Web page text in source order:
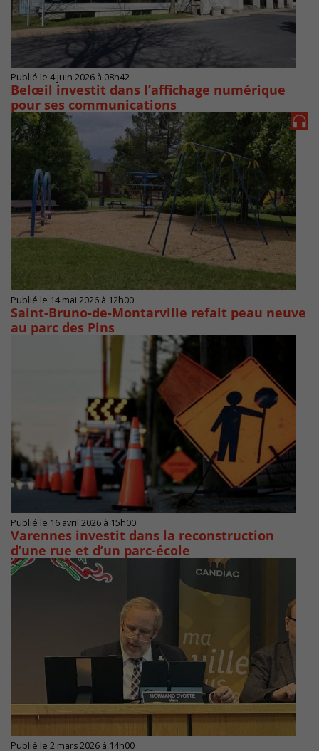
Publié le 4 juin 2026 à 08h42
Belœil investit dans l’affichage numérique
pour ses communications
Publié le 14 mai 2026 à 12h00
Saint-Bruno-de-Montarville refait peau neuve
au parc des Pins
Publié le 16 avril 2026 à 15h00
Varennes investit dans la reconstruction
d’une rue et d’un parc-école
Publié le 2 mars 2026 à 14h00